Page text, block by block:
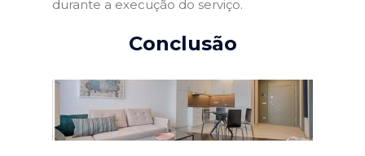
durante a execução do serviço.
Conclusão